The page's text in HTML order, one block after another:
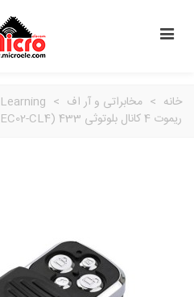
خانه > مخابراتی و آر اف >
Learning
ریموت 4 کانال بلوتوثی 433 (MEC02-CL4)